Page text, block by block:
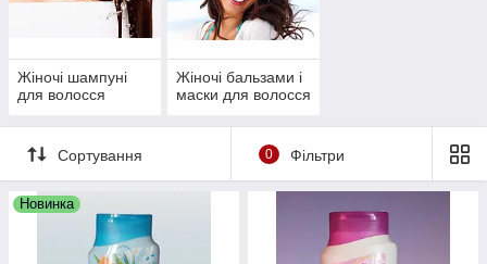
Жіночі шампуні
для волосся
Жіночі бальзами і
маски для волосся
Сортування 0 Фільтри
Новинка